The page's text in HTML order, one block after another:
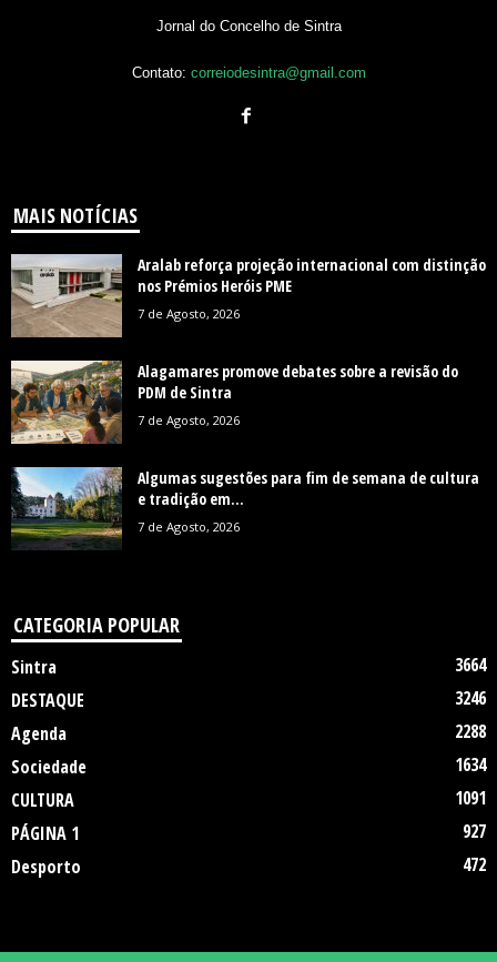
Jornal do Concelho de Sintra
Contato: correiodesintra@gmail.com
MAIS NOTÍCIAS
Aralab reforça projeção internacional com distinção
nos Prémios Heróis PME
7 de Agosto, 2026
Alagamares promove debates sobre a revisão do
PDM de Sintra
7 de Agosto, 2026
Algumas sugestões para fim de semana de cultura
e tradição em...
7 de Agosto, 2026
CATEGORIA POPULAR
Sintra
3664
DESTAQUE
3246
Agenda
2288
Sociedade
1634
CULTURA
1091
PÁGINA 1
927
Desporto
472